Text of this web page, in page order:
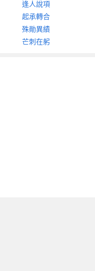
逢人說項
起承轉合
殊勛異績
芒刺在躬